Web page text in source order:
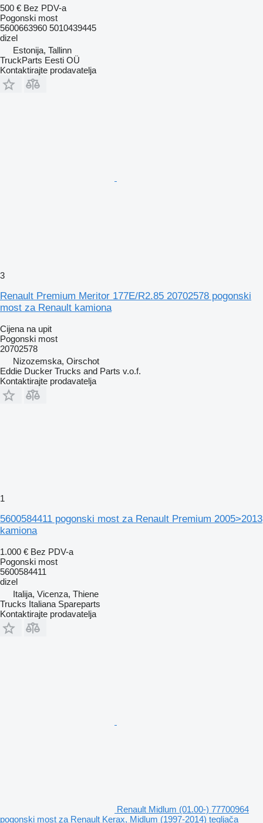
500 € Bez PDV-a
Pogonski most
5600663960 5010439445
dizel
Estonija, Tallinn
TruckParts Eesti OÜ
Kontaktirajte prodavatelja
3
Renault Premium Meritor 177E/R2.85 20702578 pogonski
most za Renault kamiona
Cijena na upit
Pogonski most
20702578
Nizozemska, Oirschot
Eddie Ducker Trucks and Parts v.o.f.
Kontaktirajte prodavatelja
1
5600584411 pogonski most za Renault Premium 2005>2013
kamiona
1.000 € Bez PDV-a
Pogonski most
5600584411
dizel
Italija, Vicenza, Thiene
Trucks Italiana Spareparts
Kontaktirajte prodavatelja
Renault Midlum (01.00-) 77700964
pogonski most za Renault Kerax, Midlum (1997-2014) tegljača